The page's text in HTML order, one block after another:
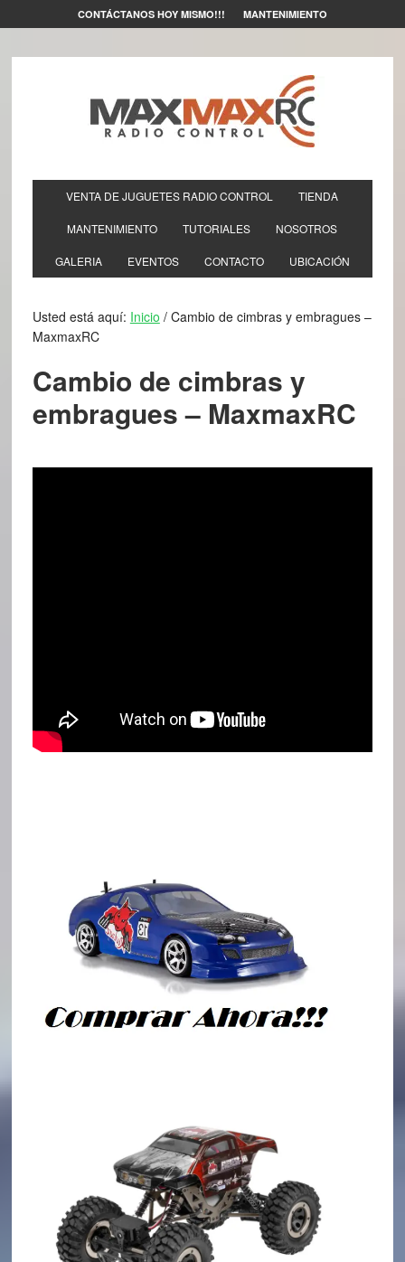
CONTÁCTANOS HOY MISMO!!! MANTENIMIENTO
VENTA DE JUGUETES RADIO CONTROL TIENDA
MANTENIMIENTO TUTORIALES NOSOTROS
GALERIA EVENTOS CONTACTO UBICACIÓN
Usted está aquí: Inicio /Cambio de cimbras y embragues –
MaxmaxRC
Cambio de cimbras y
embragues – MaxmaxRC